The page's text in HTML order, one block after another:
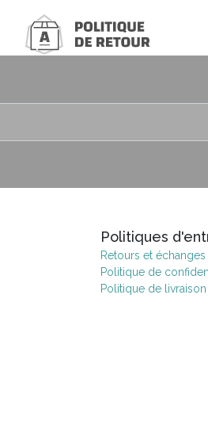
Politiques
Retours et échanges
Politique de
Politique de livraison